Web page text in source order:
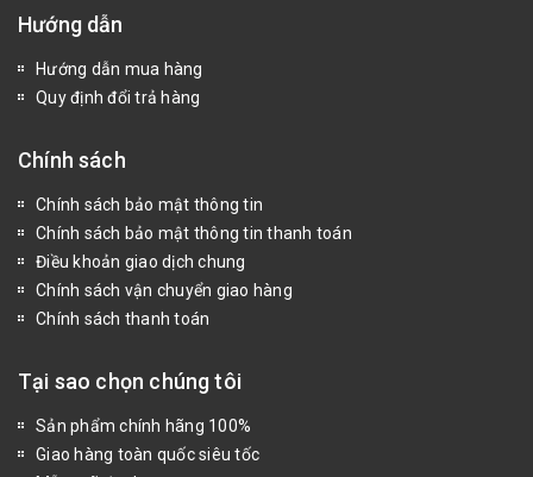
Hướng dẫn
Hướng dẫn mua hàng
Quy định đổi trả hàng
Chính sách
Chính sách bảo mật thông tin
Chính sách bảo mật thông tin thanh toán
Điều khoản giao dịch chung
Chính sách vận chuyển giao hàng
Chính sách thanh toán
Tại sao chọn chúng tôi
Sản phẩm chính hãng 100%
Giao hàng toàn quốc siêu tốc